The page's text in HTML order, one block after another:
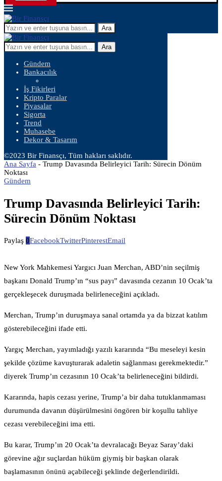
Ara
Ara
Gündem
Bankacılık
İş Fikirleri
Kripto Paralar
Piyasalar
Sigorta
Trend
Muhasebe
Dekor & Tasarım
©2023 Bir Finansçı, Tüm hakları saklıdır.
Ana Sayfa - Trump Davasında Belirleyici Tarih: Sürecin Dönüm
Noktası
Gündem
Trump Davasında Belirleyici Tarih:
Sürecin Dönüm Noktası
Paylaş 0FacebookTwitterPinterestEmail
New York Mahkemesi Yargıcı Juan Merchan, ABD’nin seçilmiş
başkanı Donald Trump’ın “sus payı” davasında cezanın 10 Ocak’ta
gerçekleşecek duruşmada belirleneceğini açıkladı.
Merchan, Trump’ın duruşmaya sanal ortamda ya da bizzat katılım
gösterebileceğini ifade etti.
Yargıç Merchan, yayımladığı yazılı kararında “Bu meseleyi kesin
şekilde çözüme kavuşturarak adaletin sağlanması gerekmektedir.”
diyerek Trump’ın cezasının 10 Ocak’ta belirleneceğini bildirdi.
Kararında, hapis cezası yerine, Trump’a bir daha tutuklanmaması
durumunda davanın düşürülmesini öngören bir koşullu tahliye
cezası verebileceğini ima etti.
Bu karar, Trump’ın 20 Ocak’ta devralacağı Beyaz Saray’daki
görevine ağır suçlardan hüküm giymiş bir başkan olarak
başlamasının önünü açabileceği şeklinde değerlendirildi.